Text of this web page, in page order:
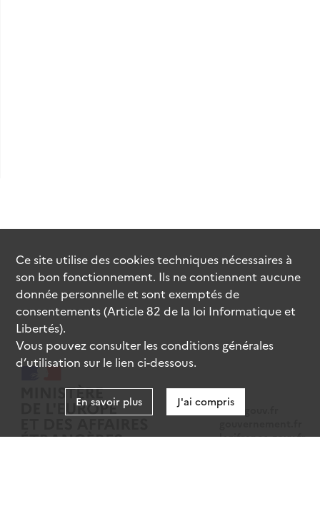
data.gouv.fr
legifrance.gouv.fr
Ce site utilise descookiestechniques nécessaires à
son bon fonctionnement. Ils ne contiennent aucune
donnée personnelle et sont exemptés de
consentements (Article 82 de la loi Informatique et
Libertés).
Vous pouvez consulter les conditions générales
d’utilisation sur le lien ci-dessous.
En savoir plus J'ai compris